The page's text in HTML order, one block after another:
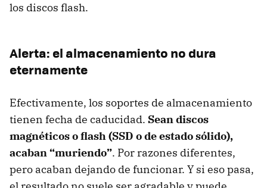
los discos flash.
Alerta: el almacenamiento no dura
eternamente
Efectivamente, los soportes de almacenamiento
tienen fecha de caducidad. Sean discos
magnéticos o flash (SSD o de estado sólido),
acaban “muriendo”. Por razones diferentes,
pero acaban dejando de funcionar. Y si eso pasa,